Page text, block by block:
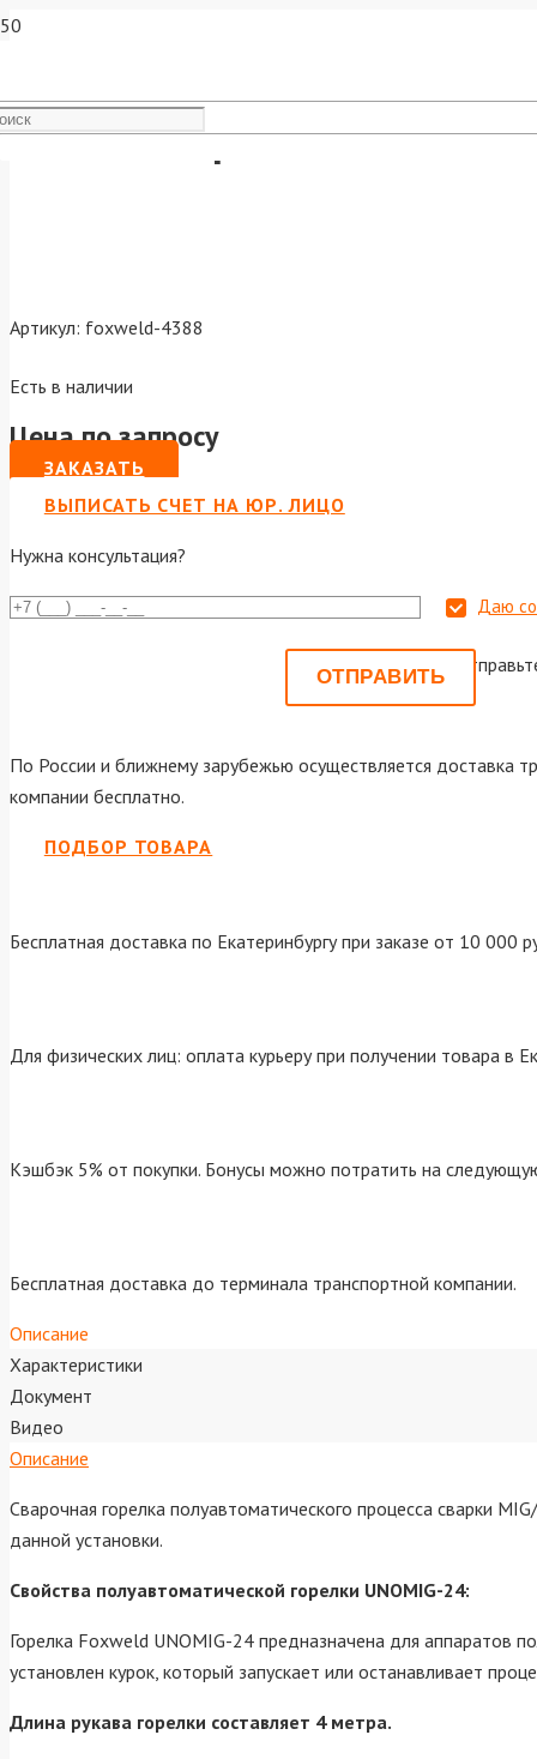
FoxWeld Горелка UnoMIG-
Артикул: foxweld-4388
Есть в наличии
Цена по запросу
ЗАКАЗАТЬ
ВЫПИСАТЬ СЧЕТ НА ЮР. ЛИЦО
Нужна консультация?
Даю
Или
По России и ближнему зарубежью осуществляется доставка
компании бесплатно.
ПОДБОР ТОВАРА
Бесплатная доставка по Екатеринбургу при заказе от 10 000
Для физических лиц: оплата курьеру при получении товара в
Кэшбэк 5% от покупки. Бонусы можно потратить на
Бесплатная доставка до терминала транспортной компании.
Описание
Характеристики
Документ
Видео
Описание
Сварочная горелка полуавтоматического процесса сварки
данной установки.
Свойства полуавтоматической горелки UNOMIG-24:
Горелка Foxweld UNOMIG-24 предназначена для аппаратов
установлен курок, который запускает или останавливает
Длина рукава горелки составляет 4 метра.